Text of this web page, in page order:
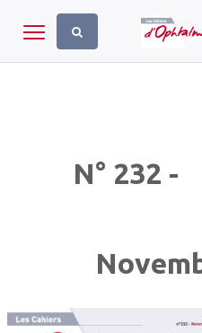
Toggle navigation
N° 232 -
Panneau de gestion des cookies